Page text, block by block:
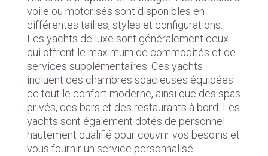
voile ou motorisés sont disponibles en
différentes tailles, styles et configurations.
Les yachts de luxe sont généralement ceux
qui offrent le maximum de commodités et de
services supplémentaires. Ces yachts
incluent des chambres spacieuses équipées
de tout le confort moderne, ainsi que des spas
privés, des bars et des restaurants à bord. Les
yachts sont également dotés de personnel
hautement qualifié pour couvrir vos besoins et
vous fournir un service personnalisé.